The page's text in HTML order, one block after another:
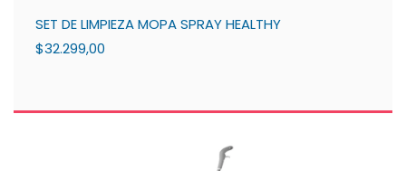
SET DE LIMPIEZA MOPA SPRAY HEALTHY
$32.299,00